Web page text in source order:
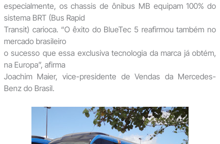
especialmente, os chassis de ônibus MB equipam 100% do
sistema BRT (Bus Rapid
Transit) carioca. “O êxito do BlueTec 5 reafirmou também no
mercado brasileiro
o sucesso que essa exclusiva tecnologia da marca já obtém,
na Europa”, afirma
Joachim Maier, vice-presidente de Vendas da Mercedes-
Benz do Brasil.